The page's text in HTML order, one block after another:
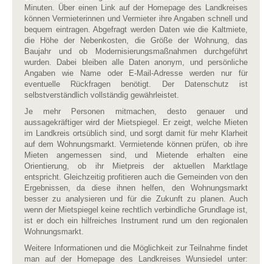
Minuten. Über einen Link auf der Homepage des Landkreises
können Vermieterinnen und Vermieter ihre Angaben schnell und
bequem eintragen. Abgefragt werden Daten wie die Kaltmiete,
die Höhe der Nebenkosten, die Größe der Wohnung, das
Baujahr und ob Modernisierungsmaßnahmen durchgeführt
wurden. Dabei bleiben alle Daten anonym, und persönliche
Angaben wie Name oder E-Mail-Adresse werden nur für
eventuelle Rückfragen benötigt. Der Datenschutz ist
selbstverständlich vollständig gewährleistet.
Je mehr Personen mitmachen, desto genauer und
aussagekräftiger wird der Mietspiegel. Er zeigt, welche Mieten
im Landkreis ortsüblich sind, und sorgt damit für mehr Klarheit
auf dem Wohnungsmarkt. Vermietende können prüfen, ob ihre
Mieten angemessen sind, und Mietende erhalten eine
Orientierung, ob ihr Mietpreis der aktuellen Marktlage
entspricht. Gleichzeitig profitieren auch die Gemeinden von den
Ergebnissen, da diese ihnen helfen, den Wohnungsmarkt
besser zu analysieren und für die Zukunft zu planen. Auch
wenn der Mietspiegel keine rechtlich verbindliche Grundlage ist,
ist er doch ein hilfreiches Instrument rund um den regionalen
Wohnungsmarkt.
Weitere Informationen und die Möglichkeit zur Teilnahme findet
man auf der Homepage des Landkreises Wunsiedel unter: